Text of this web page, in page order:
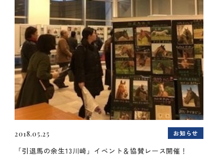
2018.05.25 お知らせ
「引退馬の余生13川崎」イベント＆協賛レース開催！